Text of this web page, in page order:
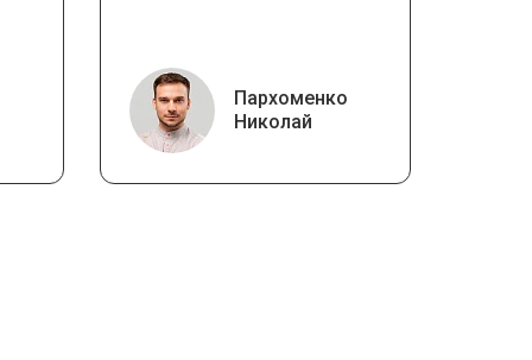
Пархоменко
Николай